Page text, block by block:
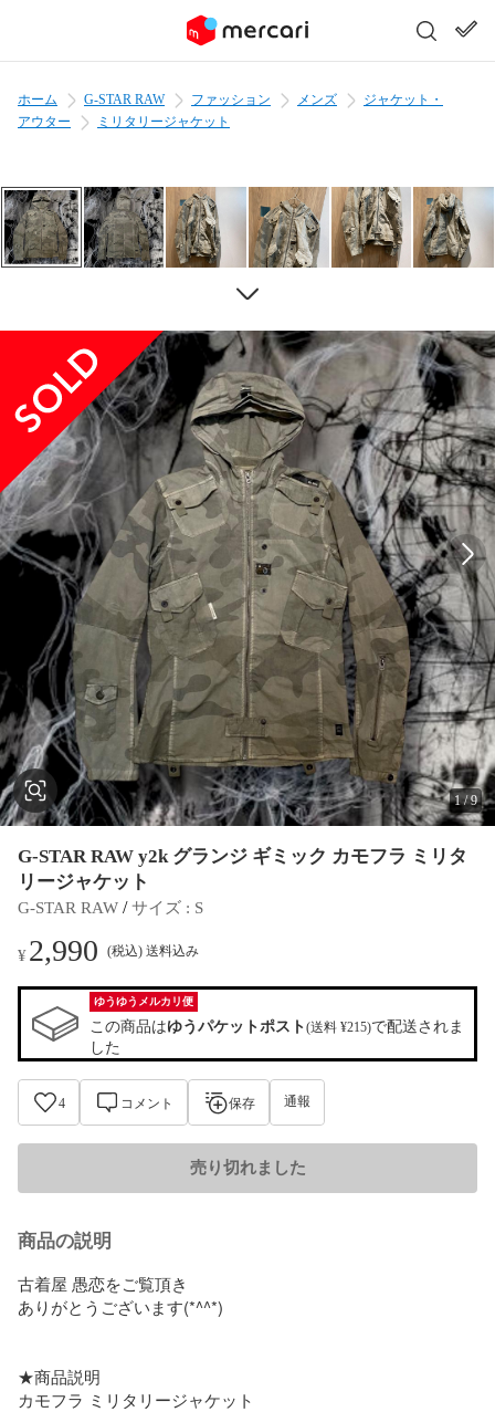
ホーム G-STAR RAW ファッション メンズ
ジャケット・
アウター
ミリタリージャケット
1/9
G-STAR RAW y2k グランジ ギミック カモフラ ミリタ
リージャケット
G-STAR RAW / サイズ : S
¥2,990 (税込) 送料込み
ゆうゆうメルカリ便
この商品はゆうパケットポスト(送料 ¥215)で配送されま
した
4 コメント 保存 通報
売り切れました
商品の説明
古着屋 愚恋をご覧頂き
ありがとうございます(*^^*)
★商品説明
カモフラ ミリタリージャケット